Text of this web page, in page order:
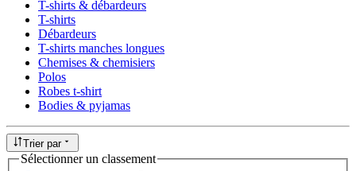
T-shirts & débardeurs
T-shirts
Débardeurs
T-shirts manches longues
Chemises & chemisiers
Polos
Robes t-shirt
Bodies & pyjamas
Trier par
Sélectionner un classement